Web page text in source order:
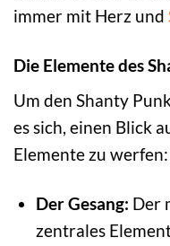
immer mit Herz und
Die Elemente des
Um den Shanty
es sich, einen Blick
Elemente zu werfen:
Der Gesang: Der
zentrales